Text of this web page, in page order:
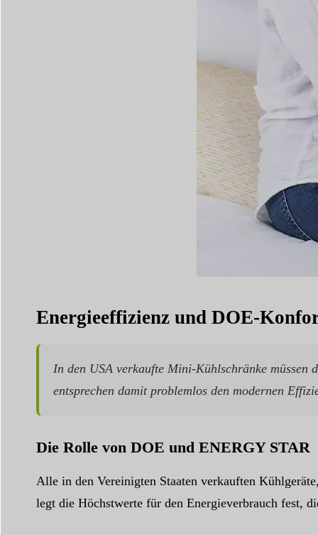
Energieeffizienz und DOE-
In den USA verkaufte Mini-Kühlschränke müssen
entsprechen damit problemlos den modernen
Die Rolle von DOE und ENERGY STAR
Alle in den Vereinigten Staaten verkauften
legt die Höchstwerte für den Energieverbrauch fest,